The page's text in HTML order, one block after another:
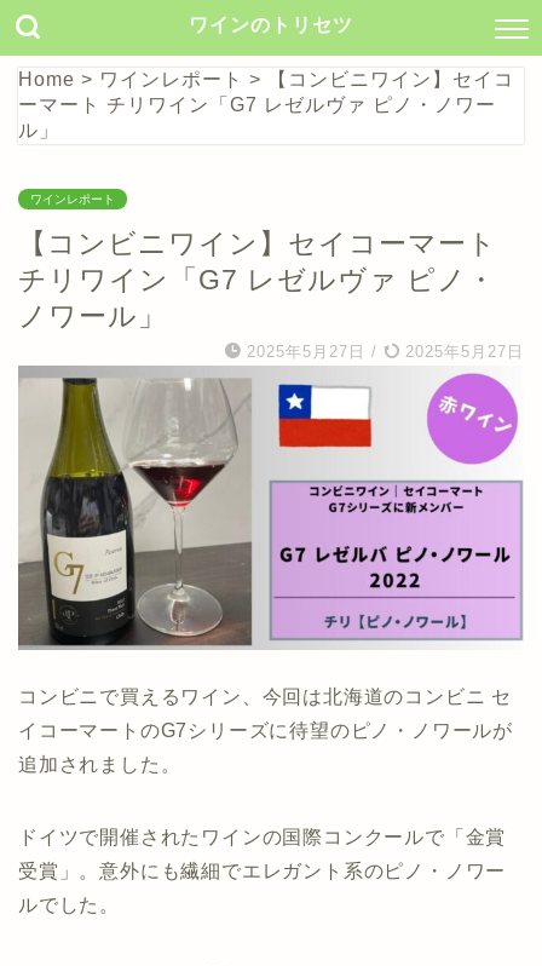
ワインのトリセツ
Home > ワインレポート >
【コンビニワイン】セイコ
ーマート チリワイン「G7 レゼルヴァ ピノ・ノワー
ル」
ワインレポート
【コンビニワイン】セイコーマート
チリワイン「G7 レゼルヴァ ピノ・
ノワール」
2025年5月27日 / 2025年5月27日
コンビニで買えるワイン、今回は北海道のコンビニ セ
イコーマートのG7シリーズに待望のピノ・ノワールが
追加されました。
ドイツで開催されたワインの国際コンクールで「金賞
受賞」。意外にも繊細でエレガント系のピノ・ノワー
ルでした。